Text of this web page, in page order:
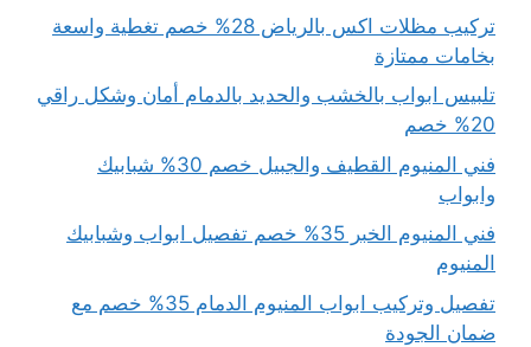
تركيب مظلات اكس بالرياض 28% خصم تغطية واسعة
بخامات ممتازة
تلبيس ابواب بالخشب والحديد بالدمام أمان وشكل راقي
20% خصم
فني المنيوم القطيف والجبيل خصم 30% شبابيك
وابواب
فني المنيوم الخبر 35% خصم تفصيل ابواب وشبابيك
المنيوم
تفصيل وتركيب ابواب المنيوم الدمام 35% خصم مع
ضمان الجودة